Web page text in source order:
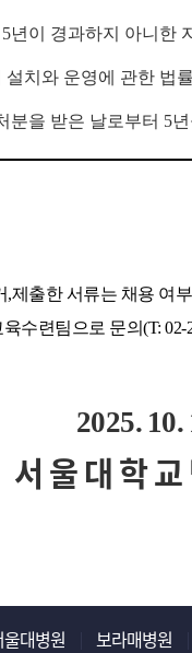
5년이 경과하지 아니한
치와 운영에 관한 법
분을 받은 날로부터 5
,제출한 서류는 채용 여
수련팀으로 문의(T: 02-
2025. 10.
서 울 대 학
대병원 보라매병원